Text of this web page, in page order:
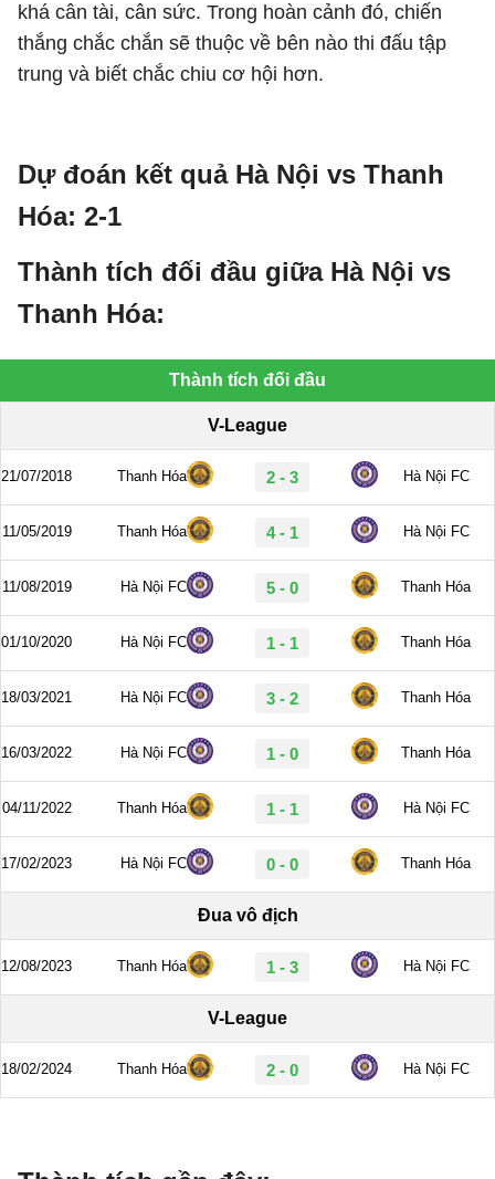
khá cân tài, cân sức. Trong hoàn cảnh đó, chiến
thắng chắc chắn sẽ thuộc về bên nào thi đấu tập
trung và biết chắc chiu cơ hội hơn.
Dự đoán kết quả Hà Nội vs Thanh
Hóa: 2-1
Thành tích đối đầu giữa Hà Nội vs
Thanh Hóa: